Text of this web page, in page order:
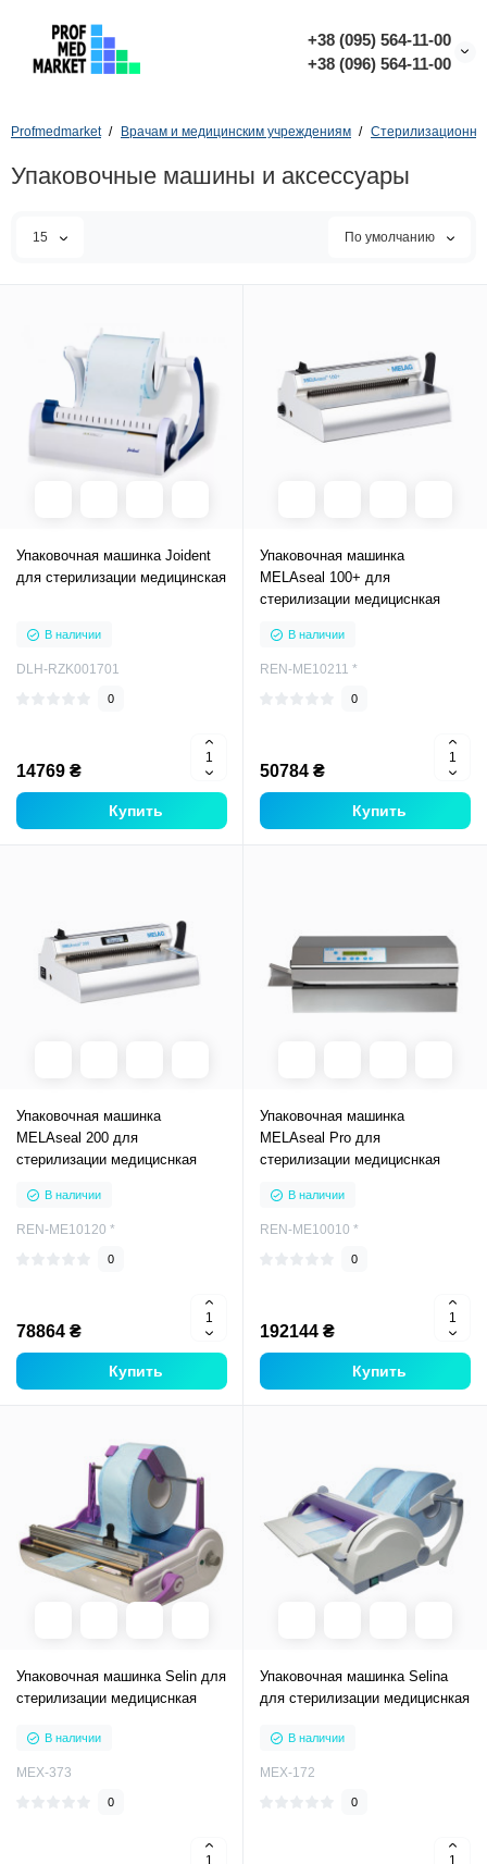
+38 (095) 564-11-00
+38 (096) 564-11-00
Profmedmarket Врачам и медицинским учреждениям
Упаковочные машины и аксессуары
15 По умолчанию
Упаковочная машинка Joident
для стерилизации медицинская
В наличии
DLH-RZK001701
0
14769 ₴
Купить
Упаковочная машинка
MELAseal 100+ для
стерилизации медициснкая
В наличии
REN-ME10211 *
0
50784 ₴
Купить
Упаковочная машинка
MELAseal 200 для
стерилизации медициснкая
В наличии
REN-ME10120 *
0
78864 ₴
Купить
Упаковочная машинка
MELAseal Pro для
стерилизации медициснкая
В наличии
REN-ME10010 *
0
192144 ₴
Купить
Упаковочная машинка Selin для
стерилизации медициснкая
В наличии
MEX-373
0
Упаковочная машинка Selina
для стерилизации медициснкая
В наличии
MEX-172
0